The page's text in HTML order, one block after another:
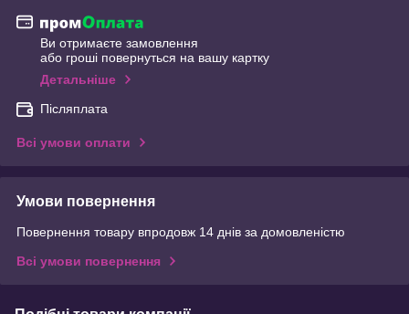
Ви отримаєте замовлення
або гроші повернуться на вашу картку
Детальніше
Післяплата
Всі умови оплати
Умови повернення
Повернення товару впродовж 14 днів за домовленістю
Всі умови повернення